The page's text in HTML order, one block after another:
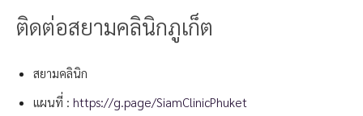
ติดต่อสยามคลินิกภูเก็ต
สยามคลินิก
แผนที่ : https://g.page/SiamClinicPhuket